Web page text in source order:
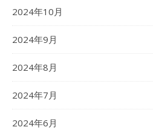
2024年10月
2024年9月
2024年8月
2024年7月
2024年6月